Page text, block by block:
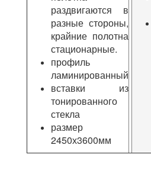
раздвигаются в
разные стороны,
крайние полотна
стационарные.
профиль
ламинированный
вставки из
тонированного
стекла
размер
2450х3600мм